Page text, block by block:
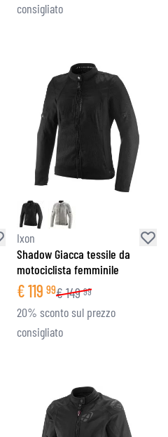
consigliato
Ixon
Shadow Giacca tessile da
motociclista femminile
€119 99€149 99
20% sconto sul prezzo
consigliato